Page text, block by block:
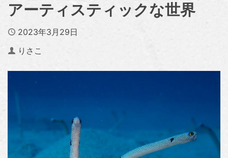
アーティスティックな世界
Published
2023年3月29日
Author
りさこ